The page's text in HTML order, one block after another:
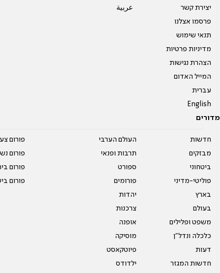
יצירת קשר
פרסמו אצלנו
תנאי שימוש
מדיניות פרטיות
הצהרת נגישות
המייל האדום
עברית
English
عربية
מדורים
חדשות
מבזקים
ביטחוני
פוליטי-מדיני
בארץ
בעולם
משפט ופלילים
כלכלה ונדל"ן
דעות
חדשות המגזר
העולם הערבי
תרבות ופנאי
ספורט
פורומים
יהדות
צרכנות
אופנה
מוסיקה
פיוטקאסט
ילדודס
פורום
פורום
פורום
פורום